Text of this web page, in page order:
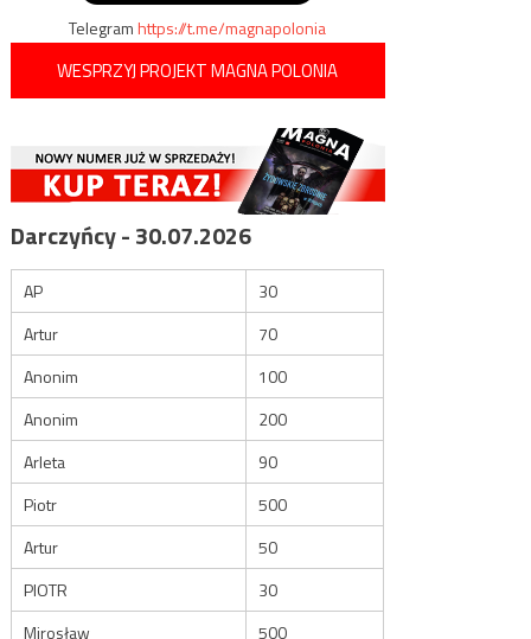
Telegramhttps://t.me/magnapolonia
WESPRZYJ PROJEKT MAGNA POLONIA
Darczyńcy - 30.07.2026
AP
30
Artur
70
Anonim
100
Anonim
200
Arleta
90
Piotr
500
Artur
50
PIOTR
30
Mirosław
500